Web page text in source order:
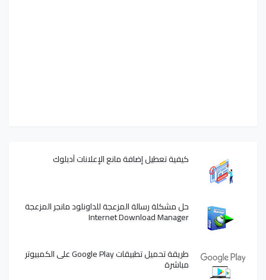
كيفية تعطيل إضافة مانع الإعلانات آدبلوك
حل مشكلة رسالة المزعجة للداونلود مانجر المزعجة
Internet Download Manager
طريقة تحميل تطبيقات Google Play على الكمبيوتر
مباشرة